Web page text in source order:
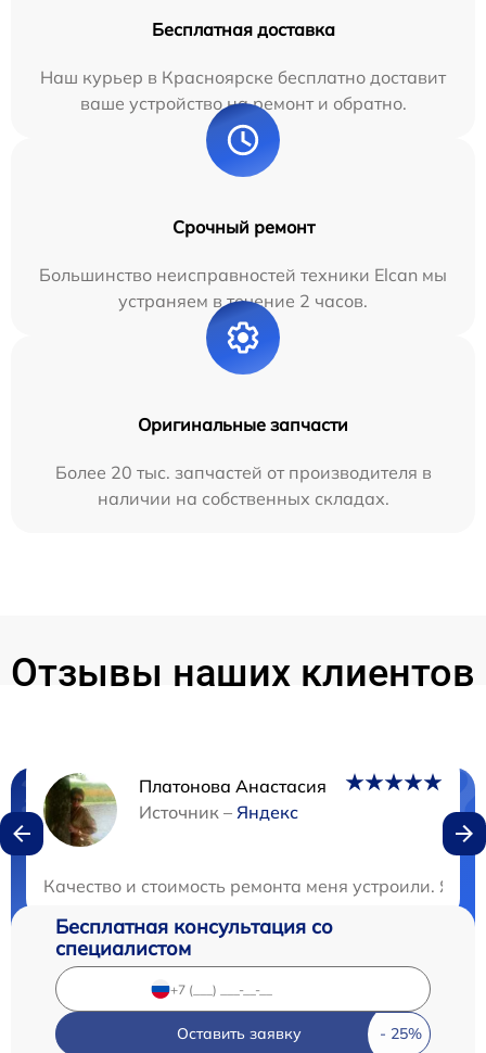
Бесплатная доставка
Наш курьер в Красноярске бесплатно доставит
ваше устройство на ремонт и обратно.
Срочный ремонт
Большинство неисправностей техники Elcan мы
устраняем в течение 2 часов.
Оригинальные запчасти
Более 20 тыс. запчастей от производителя в
наличии на собственных складах.
Отзывы наших клиентов
Платонова Анастасия
Источник – Яндекс
Качество и стоимость ремонта меня устроили. Я
Нужна консультация?
Бесплатная консультация со
специалистом
Оставить заявку